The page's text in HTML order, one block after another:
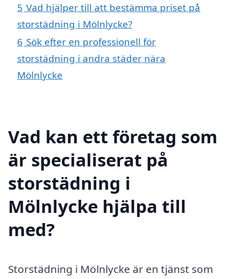
5 Vad hjälper till att bestämma priset på
storstädning i Mölnlycke?
6 Sök efter en professionell för
storstädning i andra städer nära
Mölnlycke
Vad kan ett företag som
är specialiserat på
storstädning i
Mölnlycke hjälpa till
med?
Storstädning i Mölnlycke är en tjänst som